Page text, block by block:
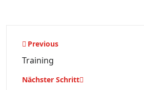
Beitragsnavigation
Previous
Training
Nächster Schritt